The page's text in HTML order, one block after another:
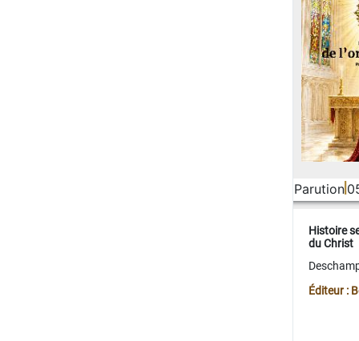
Parution
Histoire
du Christ
Éditeur :